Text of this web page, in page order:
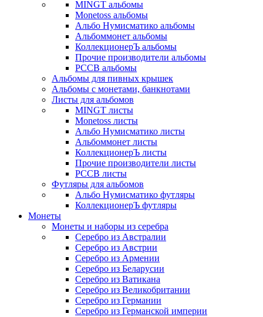
MINGT альбомы
Monetoss альбомы
Альбо Нумисматико альбомы
Альбоммонет альбомы
КоллекционерЪ альбомы
Прочие производители альбомы
РССВ альбомы
Альбомы для пивных крышек
Альбомы с монетами, банкнотами
Листы для альбомов
MINGT листы
Monetoss листы
Альбо Нумисматико листы
Альбоммонет листы
КоллекционерЪ листы
Прочие производители листы
РССВ листы
Футляры для альбомов
Альбо Нумисматико футляры
КоллекционерЪ футляры
Монеты
Монеты и наборы из серебра
Серебро из Австралии
Серебро из Австрии
Серебро из Армении
Серебро из Беларусии
Серебро из Ватикана
Серебро из Великобритании
Серебро из Германии
Серебро из Германской империи